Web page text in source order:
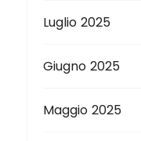
Luglio 2025
Giugno 2025
Maggio 2025